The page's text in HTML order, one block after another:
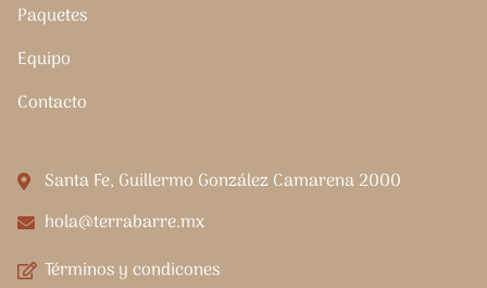
Paquetes
Equipo
Contacto
Santa Fe, Guillermo González Camarena 2000
hola@terrabarre.mx
Términos y condicones